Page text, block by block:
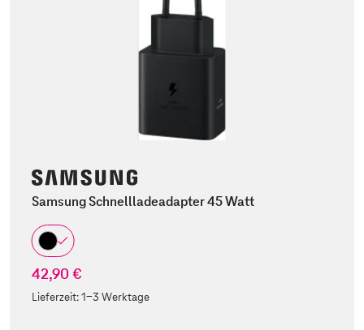
Samsung Schnellladeadapter 45 Watt
42,90 €
Lieferzeit:1-3 Werktage